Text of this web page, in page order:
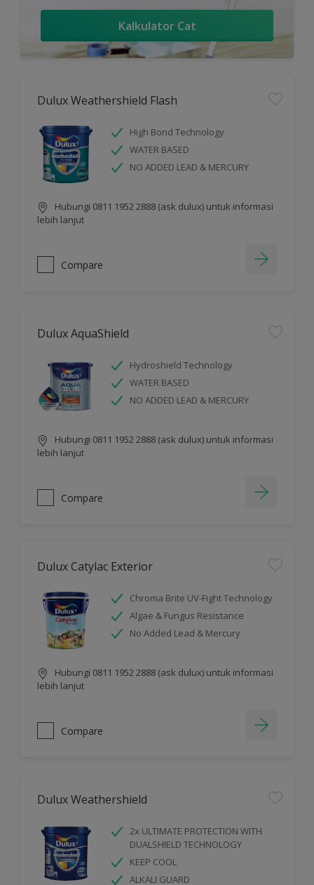
Kalkulator Cat
Dulux Weathershield Flash
High Bond Technology
WATER BASED
NO ADDED LEAD & MERCURY
Hubungi 0811 1952 2888 (ask dulux) untuk informasi
lebih lanjut
Compare
Dulux AquaShield
Hydroshield Technology
WATER BASED
NO ADDED LEAD & MERCURY
Hubungi 0811 1952 2888 (ask dulux) untuk informasi
lebih lanjut
Compare
Dulux Catylac Exterior
Chroma Brite UV-Fight Technology
Algae & Fungus Resistance
No Added Lead & Mercury
Hubungi 0811 1952 2888 (ask dulux) untuk informasi
lebih lanjut
Compare
Dulux Weathershield
2x ULTIMATE PROTECTION WITH
DUALSHIELD TECHNOLOGY
KEEP COOL
ALKALI GUARD